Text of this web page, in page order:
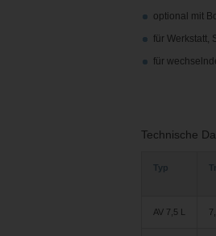
optional mit
für Werkstatt,
für
Technische
Typ
AV 7,5 L